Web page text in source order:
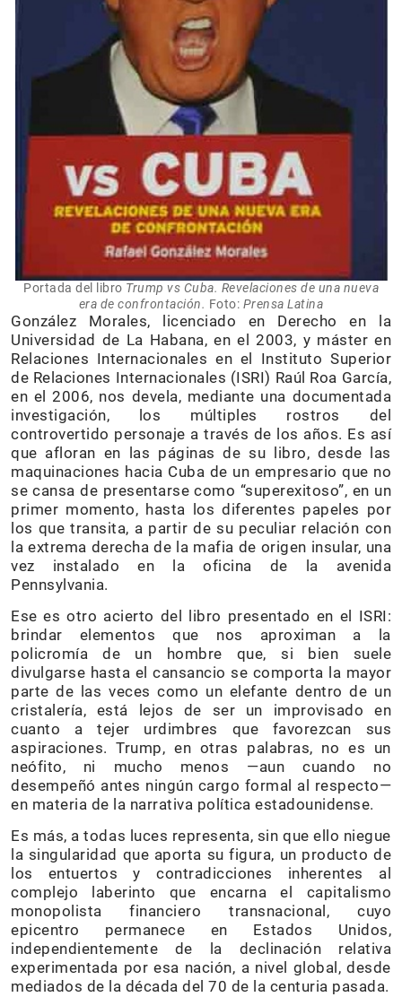
Portada del libro Trump vs Cuba. Revelaciones de una nueva
era de confrontación. Foto: Prensa Latina
González Morales, licenciado en Derecho en la
Universidad de La Habana, en el 2003, y máster en
Relaciones Internacionales en el Instituto Superior
de Relaciones Internacionales (ISRI) Raúl Roa García,
en el 2006, nos devela, mediante una documentada
investigación, los múltiples rostros del
controvertido personaje a través de los años. Es así
que afloran en las páginas de su libro, desde las
maquinaciones hacia Cuba de un empresario que no
se cansa de presentarse como “superexitoso”, en un
primer momento, hasta los diferentes papeles por
los que transita, a partir de su peculiar relación con
la extrema derecha de la mafia de origen insular, una
vez instalado en la oficina de la avenida
Pennsylvania.
Ese es otro acierto del libro presentado en el ISRI:
brindar elementos que nos aproximan a la
policromía de un hombre que, si bien suele
divulgarse hasta el cansancio se comporta la mayor
parte de las veces como un elefante dentro de un
cristalería, está lejos de ser un improvisado en
cuanto a tejer urdimbres que favorezcan sus
aspiraciones. Trump, en otras palabras, no es un
neófito, ni mucho menos —aun cuando no
desempeñó antes ningún cargo formal al respecto—
en materia de la narrativa política estadounidense.
Es más, a todas luces representa, sin que ello niegue
la singularidad que aporta su figura, un producto de
los entuertos y contradicciones inherentes al
complejo laberinto que encarna el capitalismo
monopolista financiero transnacional, cuyo
epicentro permanece en Estados Unidos,
independientemente de la declinación relativa
experimentada por esa nación, a nivel global, desde
mediados de la década del 70 de la centuria pasada.